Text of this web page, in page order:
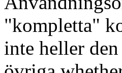
"kompletta"
inte heller